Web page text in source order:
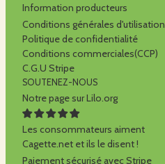
Information producteurs
Conditions générales d'utilisation
Politique de confidentialité
Conditions commerciales(CCP)
C.G.U Stripe
SOUTENEZ-NOUS
Notre page sur Lilo.org
Les consommateurs aiment
Cagette.net et ils le disent !
Paiement sécurisé avec Stripe